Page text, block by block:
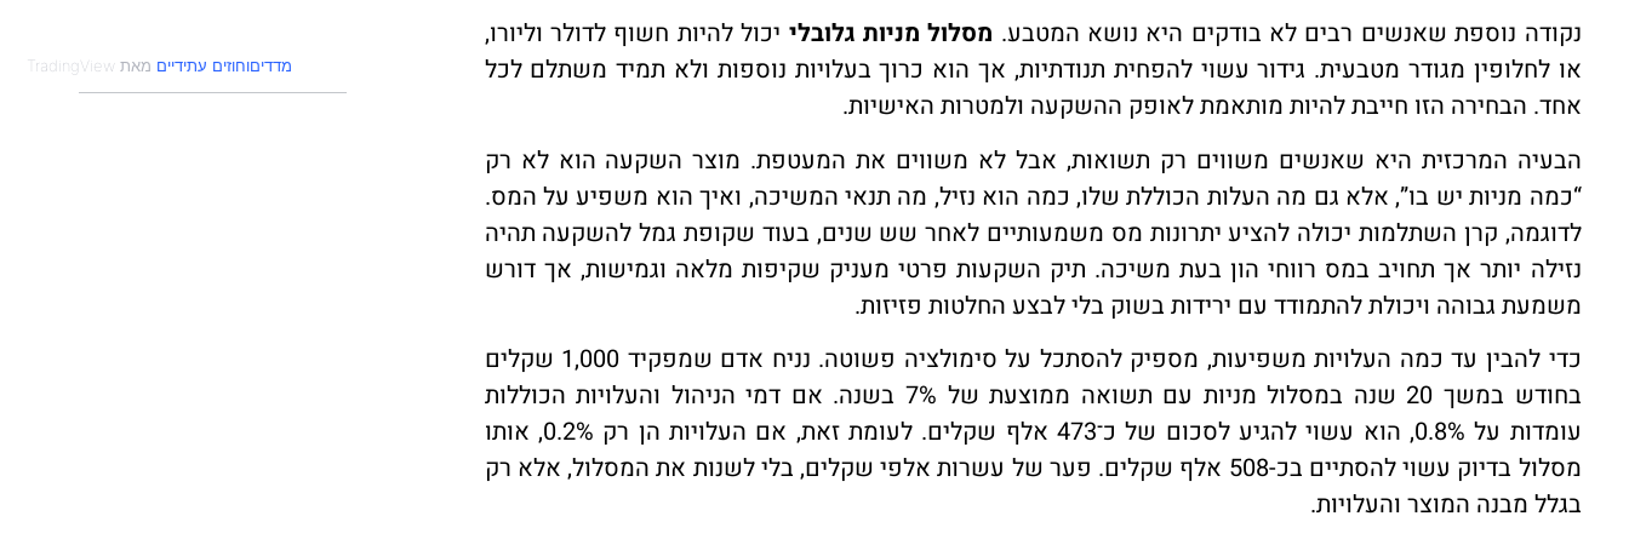
נקודה נוספת שאנשים רבים לא בודקים היא נושא המטבע. מסלול מניות גלובלי יכול להיות חשוף לדולר וליורו,
או לחלופין מגודר מטבעית. גידור עשוי להפחית תנודתיות, אך הוא כרוך בעלויות נוספות ולא תמיד משתלם לכל
אחד. הבחירה הזו חייבת להיות מותאמת לאופק ההשקעה ולמטרות האישיות.
הבעיה המרכזית היא שאנשים משווים רק תשואות, אבל לא משווים את המעטפת. מוצר השקעה הוא לא רק
“כמה מניות יש בו”, אלא גם מה העלות הכוללת שלו, כמה הוא נזיל, מה תנאי המשיכה, ואיך הוא משפיע על המס.
לדוגמה, קרן השתלמות יכולה להציע יתרונות מס משמעותיים לאחר שש שנים, בעוד שקופת גמל להשקעה תהיה
נזילה יותר אך תחויב במס רווחי הון בעת משיכה. תיק השקעות פרטי מעניק שקיפות מלאה וגמישות, אך דורש
משמעת גבוהה ויכולת להתמודד עם ירידות בשוק בלי לבצע החלטות פזיזות.
כדי להבין עד כמה העלויות משפיעות, מספיק להסתכל על סימולציה פשוטה. נניח אדם שמפקיד 1,000 שקלים
בחודש במשך 20 שנה במסלול מניות עם תשואה ממוצעת של 7% בשנה. אם דמי הניהול והעלויות הכוללות
עומדות על 0.8%, הוא עשוי להגיע לסכום של כ־473 אלף שקלים. לעומת זאת, אם העלויות הן רק 0.2%, אותו
מסלול בדיוק עשוי להסתיים בכ-508 אלף שקלים. פער של עשרות אלפי שקלים, בלי לשנות את המסלול, אלא רק
בגלל מבנה המוצר והעלויות.
מדדים
‎ו‎ חוזים עתידיים